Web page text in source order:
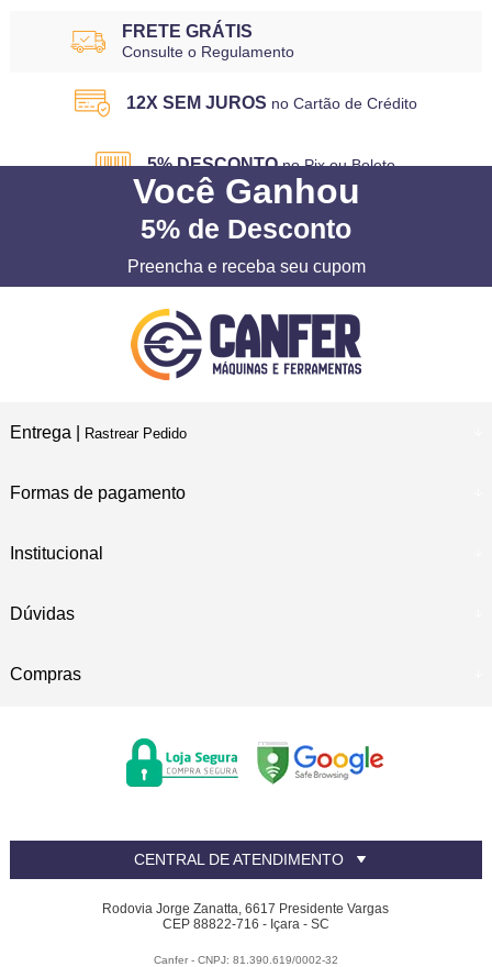
FRETE GRÁTIS
Consulte o Regulamento
12X SEM JUROS no Cartão de Crédito
5% DESCONTO no Pix ou Boleto
Você Ganhou
5% de Desconto
Preencha e receba seu cupom
Entrega | Rastrear Pedido
Formas de pagamento
Institucional
Dúvidas
Compras
CENTRAL DE ATENDIMENTO
Rodovia Jorge Zanatta, 6617 Presidente Vargas
CEP 88822-716 - Içara - SC
Canfer - CNPJ: 81.390.619/0002-32